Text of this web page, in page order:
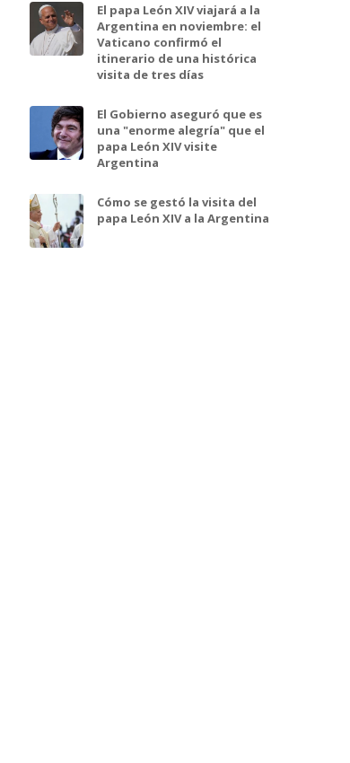
El papa León XIV viajará a la
Argentina en noviembre: el
Vaticano confirmó el
itinerario de una histórica
visita de tres días
El Gobierno aseguró que es
una "enorme alegría" que el
papa León XIV visite
Argentina
Cómo se gestó la visita del
papa León XIV a la Argentina